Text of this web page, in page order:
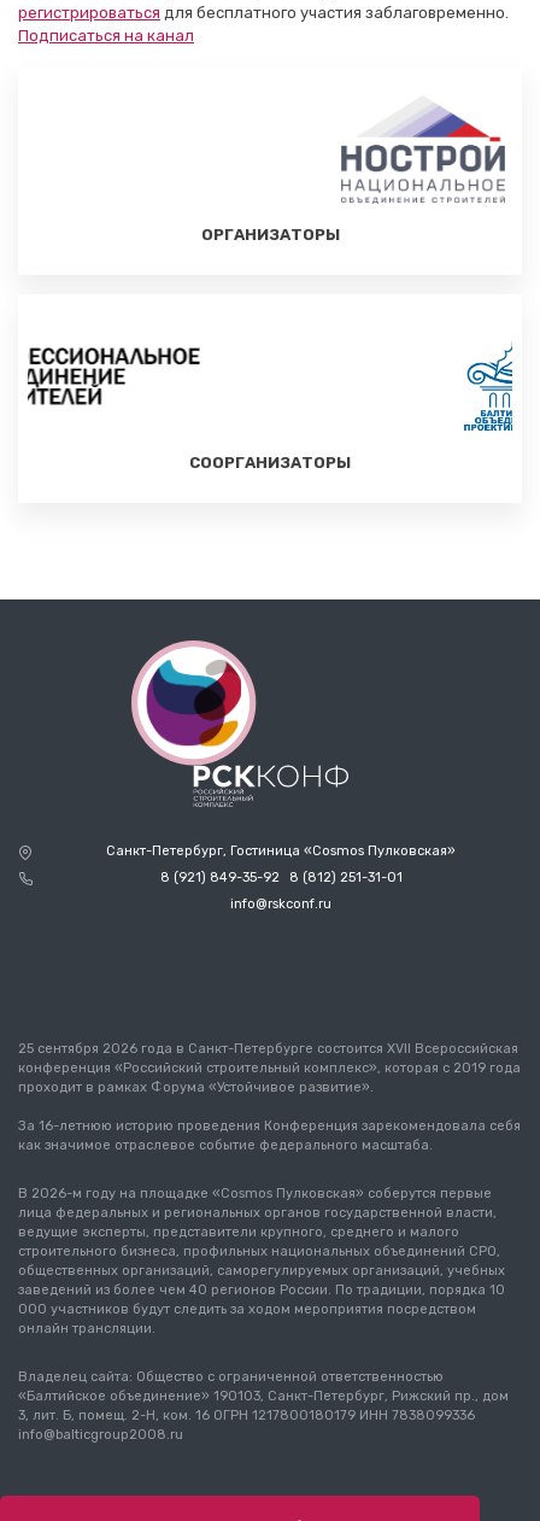
регистрироваться для бесплатного участия заблаговременно.
Подписаться на канал
ОРГАНИЗАТОРЫ
СООРГАНИЗАТОРЫ
Санкт-Петербург, Гостиница «Cosmos Пулковская»
8 (921) 849-35-92
8 (812) 251-31-01
info@rskconf.ru
25 сентября 2026 года в Санкт-Петербурге состоится XVII Всероссийская
конференция «Российский строительный комплекс», которая с 2019 года
проходит в рамках Форума «Устойчивое развитие».
За 16-летнюю историю проведения Конференция зарекомендовала себя
как значимое отраслевое событие федерального масштаба.
В 2026-м году на площадке «Cosmos Пулковская» соберутся первые
лица федеральных и региональных органов государственной власти,
ведущие эксперты, представители крупного, среднего и малого
строительного бизнеса, профильных национальных объединений СРО,
общественных организаций, саморегулируемых организаций, учебных
заведений из более чем 40 регионов России. По традиции, порядка 10
000 участников будут следить за ходом мероприятия посредством
онлайн трансляции.
Владелец сайта: Общество с ограниченной ответственностью
«Балтийское объединение» 190103, Санкт-Петербург, Рижский пр., дом
3, лит. Б, помещ. 2-Н, ком. 16 ОГРН 1217800180179 ИНН 7838099336
info@balticgroup2008.ru
0+